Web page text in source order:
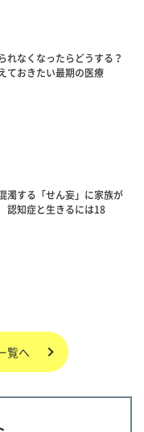
れなくなったらどうする？
ておきたい最期の医療
濁する「せん妄」に家族が
知症と生きるには18
覧へ